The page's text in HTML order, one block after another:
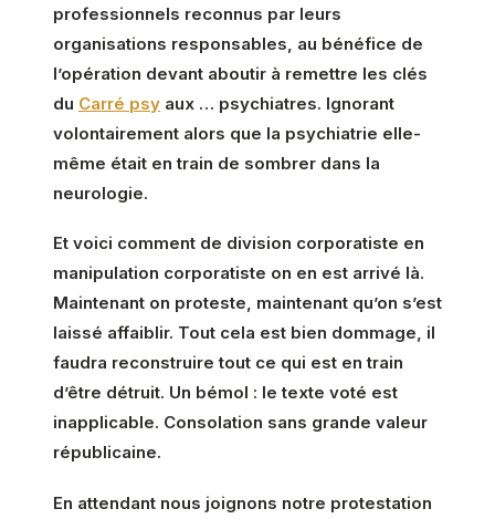
professionnels reconnus par leurs
organisations responsables, au bénéfice de
l’opération devant aboutir à remettre les clés
du Carré psy aux … psychiatres. Ignorant
volontairement alors que la psychiatrie elle-
même était en train de sombrer dans la
neurologie.
Et voici comment de division corporatiste en
manipulation corporatiste on en est arrivé là.
Maintenant on proteste, maintenant qu’on s’est
laissé affaiblir. Tout cela est bien dommage, il
faudra reconstruire tout ce qui est en train
d’être détruit. Un bémol : le texte voté est
inapplicable. Consolation sans grande valeur
républicaine.
En attendant nous joignons notre protestation